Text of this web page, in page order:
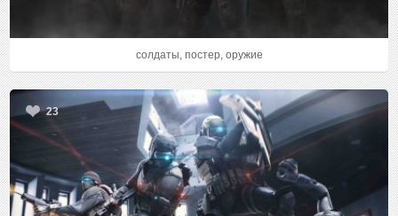
солдаты, постер, оружие
23